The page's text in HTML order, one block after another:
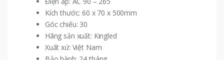
Kích thước: 60 x 70 x 500mm
Góc chiếu: 30
Hãng sản xuất: Kingled
Xuất xứ: Việt Nam